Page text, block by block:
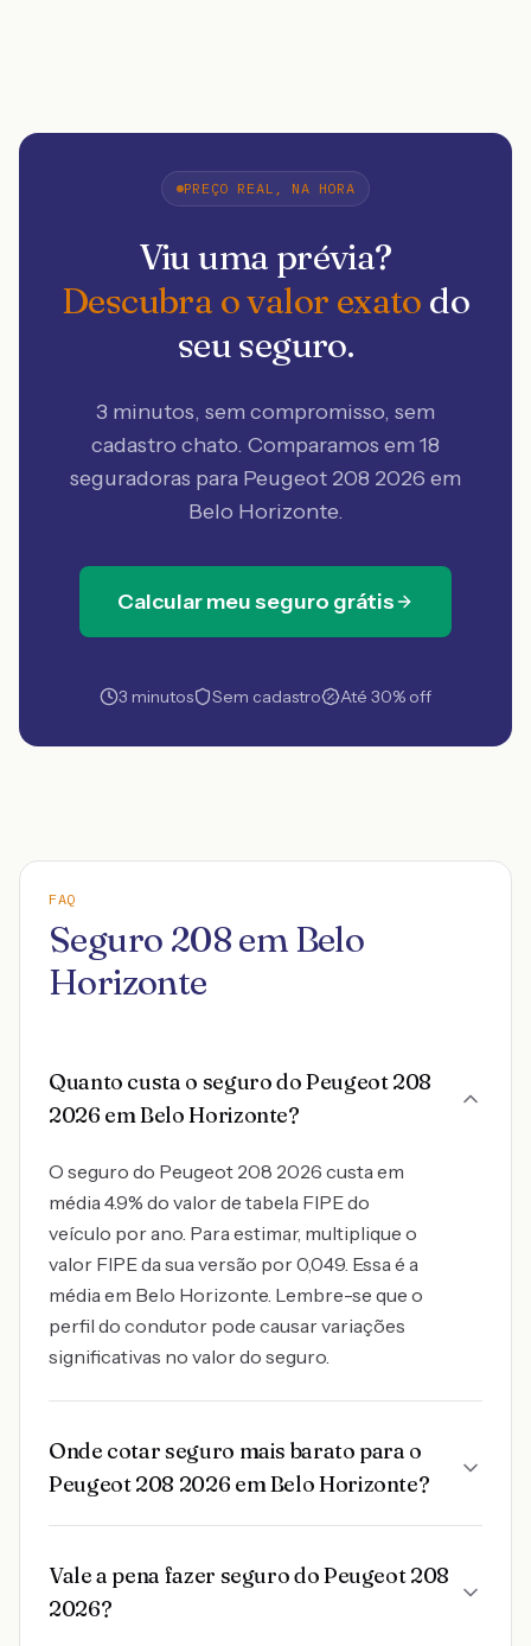
PREÇO REAL, NA HORA
Viu uma prévia?
Descubra o valor exato do
seu seguro.
3 minutos, sem compromisso, sem
cadastro chato. Comparamos em 18
seguradoras para Peugeot 208 2026 em
Belo Horizonte.
Calcular meu seguro grátis
3 minutos Sem cadastro Até 30% off
FAQ
Seguro 208 em Belo
Horizonte
Quanto custa o seguro do Peugeot 208
2026 em Belo Horizonte?
O seguro do Peugeot 208 2026 custa em
média 4.9% do valor de tabela FIPE do
veículo por ano. Para estimar, multiplique o
valor FIPE da sua versão por 0,049. Essa é a
média em Belo Horizonte. Lembre-se que o
perfil do condutor pode causar variações
significativas no valor do seguro.
Onde cotar seguro mais barato para o
Peugeot 208 2026 em Belo Horizonte?
Vale a pena fazer seguro do Peugeot 208
2026?